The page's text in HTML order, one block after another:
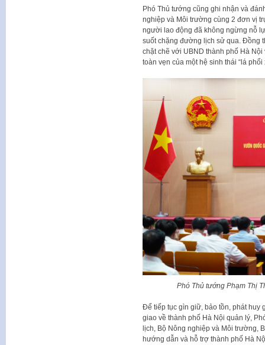
Phó Thủ tướng cũng ghi nhận và
nghiệp và Môi trường cùng 2 đơn vị
người lao động đã không ngừng nỗ
suốt chặng đường lịch sử qua. Đồng
chặt chẽ với UBND thành phố Hà
toàn vẹn của một hệ sinh thái “lá phổi
Phó Thủ tướng Phạm Thị
Để tiếp tục gìn giữ, bảo tồn, phát huy
giao về thành phố Hà Nội quản lý,
lịch, Bộ Nông nghiệp và Môi trường,
hướng dẫn và hỗ trợ thành phố Hà